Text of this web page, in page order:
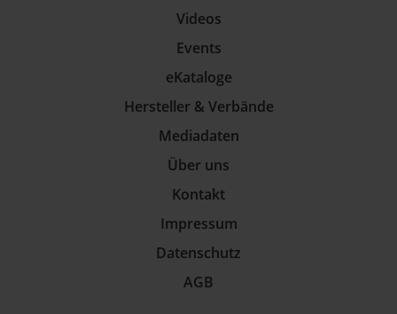
Videos
Events
eKataloge
Hersteller & Verbände
Mediadaten
Über uns
Kontakt
Impressum
Datenschutz
AGB